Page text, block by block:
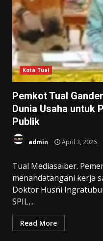
Kota Tual
Pemkot Tual
Dunia Usaha untuk
Publik
admin April 3, 2026
Tual Mediasaiber.
menandatangani kerja
Doktor Husni
SPIL,...
Read More